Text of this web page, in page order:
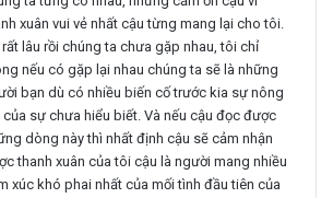
xuân vui vẻ nhất cậu từng mang lại cho tôi.
lâu rồi chúng ta chưa gặp nhau, tôi chỉ
nếu có gặp lại nhau chúng ta sẽ là những
bạn dù có nhiều biến cố trước kia sự nông
của sự chưa hiểu biết. Và nếu cậu đọc được
dòng này thì nhất định cậu sẽ cảm nhận
thanh xuân của tôi cậu là người mang nhiều
xúc khó phai nhất của mối tình đầu tiên của